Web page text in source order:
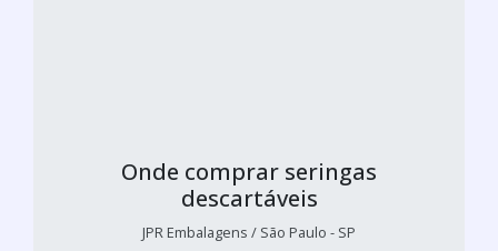
Onde comprar seringas
descartáveis
JPR Embalagens / São Paulo - SP